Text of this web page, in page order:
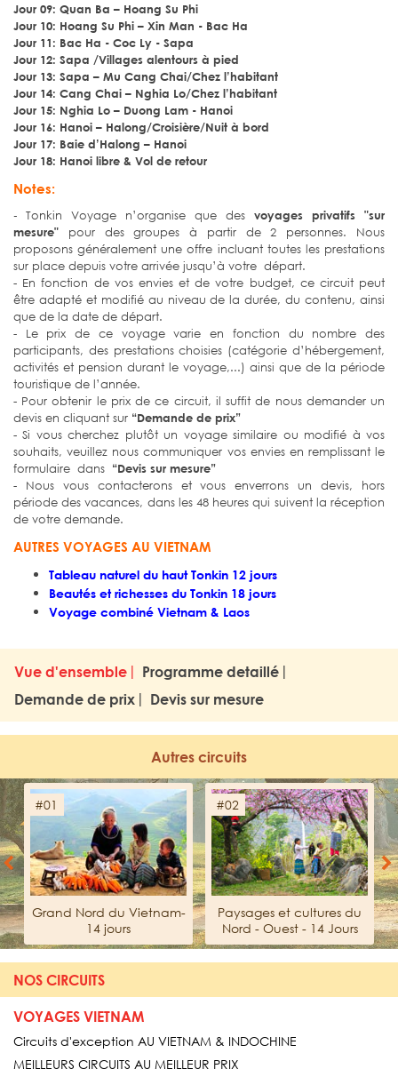
Jour 09: Quan Ba – Hoang Su Phi
Jour 10: Hoang Su Phi – Xin Man - Bac Ha
Jour 11: Bac Ha - Coc Ly - Sapa
Jour 12: Sapa /Villages alentours à pied
Jour 13: Sapa – Mu Cang Chai/Chez l’habitant
Jour 14: Cang Chai – Nghia Lo/Chez l’habitant
Jour 15: Nghia Lo – Duong Lam - Hanoi
Jour 16: Hanoi – Halong/Croisière/Nuit à bord
Jour 17: Baie d’Halong – Hanoi
Jour 18: Hanoi libre & Vol de retour
Notes:
- Tonkin Voyage n’organise que des voyages privatifs "sur
mesure" pour des groupes à partir de 2 personnes. Nous
proposons généralement une offre incluant toutes les prestations
sur place depuis votre arrivée jusqu’à votre départ.
- En fonction de vos envies et de votre budget, ce circuit peut
être adapté et modifié au niveau de la durée, du contenu, ainsi
que de la date de départ.
- Le prix de ce voyage varie en fonction du nombre des
participants, des prestations choisies (catégorie d’hébergement,
activités et pension durant le voyage,...) ainsi que de la période
touristique de l’année.
- Pour obtenir le prix de ce circuit, il suffit de nous demander un
devis en cliquant sur “Demande de prix”
- Si vous cherchez plutôt un voyage similaire ou modifié à vos
souhaits, veuillez nous communiquer vos envies en remplissant le
formulaire dans “Devis sur mesure”
- Nous vous contacterons et vous enverrons un devis, hors
période des vacances, dans les 48 heures qui suivent la réception
de votre demande.
AUTRES VOYAGES AU VIETNAM
Tableau naturel du haut Tonkin 12 jours
Beautés et richesses du Tonkin 18 jours
Voyage combiné Vietnam & Laos
Vue d'ensemble
Programme detaillé
Demande de prix
Devis sur mesure
Autres circuits
#01
Grand Nord du Vietnam-
14 jours
#02
Paysages et cultures du
Nord - Ouest - 14 Jours
NOS CIRCUITS
VOYAGES VIETNAM
Circuits d'exception AU VIETNAM & INDOCHINE
MEILLEURS CIRCUITS AU MEILLEUR PRIX